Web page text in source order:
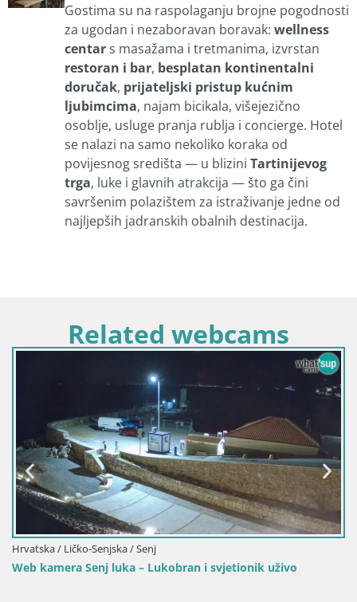
Gostima su na raspolaganju brojne pogodnosti
za ugodan i nezaboravan boravak: wellness
centars masažama i tretmanima, izvrstan
restoran i bar, besplatan kontinentalni
doručak, prijateljski pristup kućnim
ljubimcima, najam bicikala, višejezično
osoblje, usluge pranja rublja i concierge. Hotel
se nalazi na samo nekoliko koraka od
povijesnog središta — u blizini Tartinijevog
trga, luke i glavnih atrakcija — što ga čini
savršenim polazištem za istraživanje jedne od
najljepših jadranskih obalnih destinacija.
Related webcams
Hrvatska / Ličko-Senjska / Senj
Web kamera Senj luka – Lukobran i svjetionik uživo